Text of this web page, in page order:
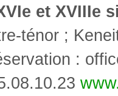
et XVIIIe
ténor ;
: